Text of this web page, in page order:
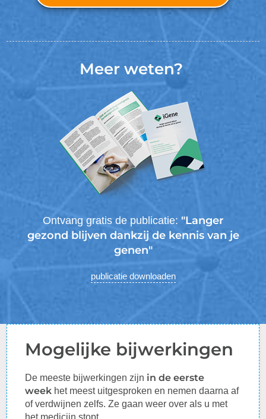
Meer weten?
Ontvang gratis de publicatie: "Langer
gezond blijven dankzij de kennis van je
genen"
publicatie downloaden
Mogelijke bijwerkingen
De meeste bijwerkingen zijn in de eerste
week het meest uitgesproken en nemen daarna af
of verdwijnen zelfs. Ze gaan weer over als u met
het medicijn stopt.